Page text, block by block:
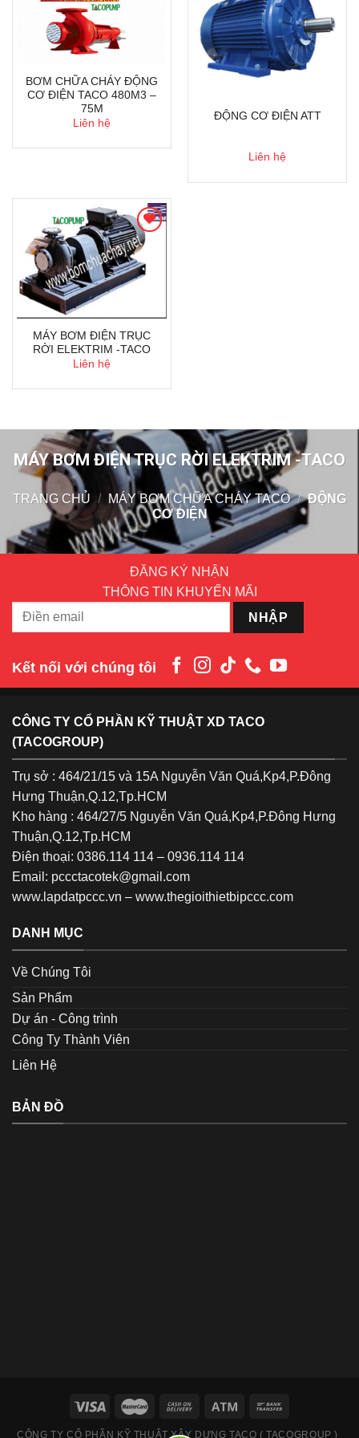
BƠM CHỮA CHÁY ĐỘNG
CƠ ĐIỆN TACO 480M3 –
75M
Liên hệ
ĐỘNG CƠ ĐIỆN ATT
Liên hệ
MÁY BƠM ĐIỆN TRỤC
RỜI ELEKTRIM -TACO
Liên hệ
MÁY BƠM ĐIỆN TRỤC RỜI ELEKTRIM -TACO
TRANG CHỦ / MÁY BƠM CHỮA CHÁY TACO / ĐỘNG
CƠ ĐIỆN
ĐĂNG KÝ NHẬN
THÔNG TIN KHUYẾN MÃI
Kết nối với chúng tôi
CÔNG TY CỔ PHẦN KỸ THUẬT XD TACO
(TACOGROUP)
Trụ sở : 464/21/15 và 15A Nguyễn Văn Quá,Kp4,P.Đông
Hưng Thuận,Q.12,Tp.HCM
Kho hàng : 464/27/5 Nguyễn Văn Quá,Kp4,P.Đông Hưng
Thuận,Q.12,Tp.HCM
Điện thoại: 0386.114 114 – 0936.114 114
Email: pccctacotek@gmail.com
www.lapdatpccc.vn – www.thegioithietbipccc.com
DANH MỤC
Về Chúng Tôi
Sản Phẩm
Dự án - Công trình
Công Ty Thành Viên
Liên Hệ
BẢN ĐỒ
CÔNG TY CỔ PHẦN KỸ THUẬT XÂY DỰNG TACO ( TACOGROUP )